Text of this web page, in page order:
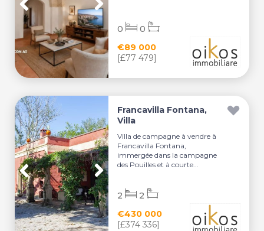
€89 000
[£77 479]
0 0
Francavilla Fontana,
Villa
Villa de campagne à vendre à
Francavilla Fontana,
immergée dans la campagne
des Pouilles et à courte...
€430 000
[£374 336]
2 2